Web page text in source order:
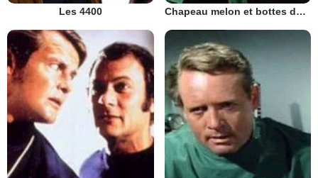
Les 4400 Chapeau melon et bottes de cuir - 1961